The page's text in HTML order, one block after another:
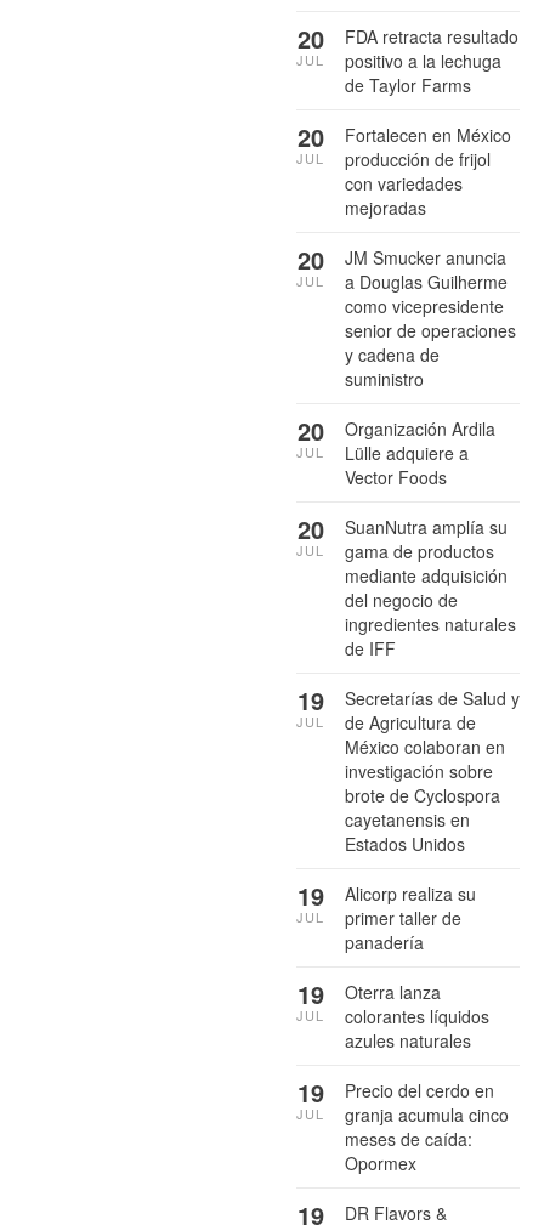
FDA retracta resultado
positivo a la lechuga
de Taylor Farms
20
JUL
Fortalecen en México
producción de frijol
con variedades
mejoradas
20
JUL
JM Smucker anuncia
a Douglas Guilherme
como vicepresidente
senior de operaciones
y cadena de
suministro
20
JUL
Organización Ardila
Lülle adquiere a
Vector Foods
20
JUL
SuanNutra amplía su
gama de productos
mediante adquisición
del negocio de
ingredientes naturales
de IFF
20
JUL
Secretarías de Salud y
de Agricultura de
México colaboran en
investigación sobre
brote de Cyclospora
cayetanensis en
Estados Unidos
19
JUL
Alicorp realiza su
primer taller de
panadería
19
JUL
Oterra lanza
colorantes líquidos
azules naturales
19
JUL
Precio del cerdo en
granja acumula cinco
meses de caída:
Opormex
19
JUL
DR Flavors &
19